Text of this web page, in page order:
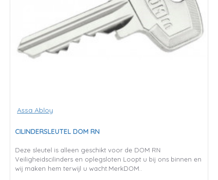
Assa Abloy
CILINDERSLEUTEL DOM RN
Deze sleutel is alleen geschikt voor de DOM RN
Veiligheidscilinders en oplegsloten Loopt u bij ons binnen en
wij maken hem terwijl u wacht.MerkDOM..